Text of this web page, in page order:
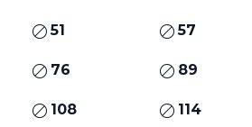
51 57
76 89
108 114